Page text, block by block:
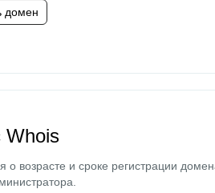
домен
Whois
возрасте и сроке регистрации